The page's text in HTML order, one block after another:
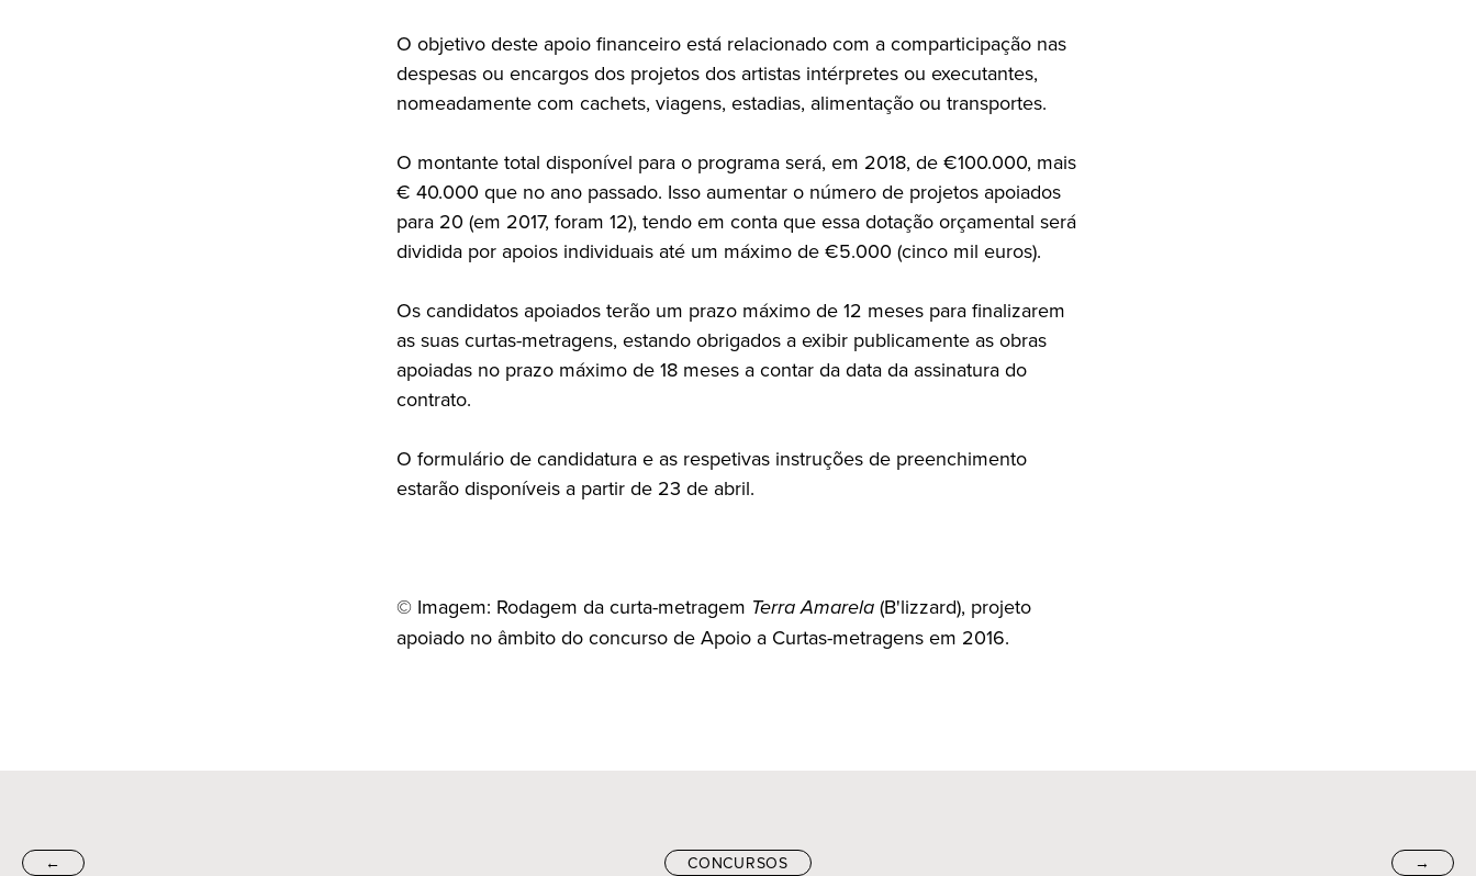
O objetivo deste apoio financeiro está relacionado com a comparticipação nas
despesas ou encargos dos projetos dos artistas intérpretes ou executantes,
nomeadamente com cachets, viagens, estadias, alimentação ou transportes.
O montante total disponível para o programa será, em 2018, de €100.000, mais
€ 40.000 que no ano passado. Isso aumentar o número de projetos apoiados
para 20 (em 2017, foram 12), tendo em conta que essa dotação orçamental será
dividida por apoios individuais até um máximo de €5.000 (cinco mil euros).
Os candidatos apoiados terão um prazo máximo de 12 meses para finalizarem
as suas curtas-metragens, estando obrigados a exibir publicamente as obras
apoiadas no prazo máximo de 18 meses a contar da data da assinatura do
contrato.
O formulário de candidatura e as respetivas instruções de preenchimento
estarão disponíveis a partir de 23 de abril.
© Imagem: Rodagem da curta-metragem Terra Amarela (B'lizzard), projeto
apoiado no âmbito do concurso de Apoio a Curtas-metragens em 2016.
← CONCURSOS →